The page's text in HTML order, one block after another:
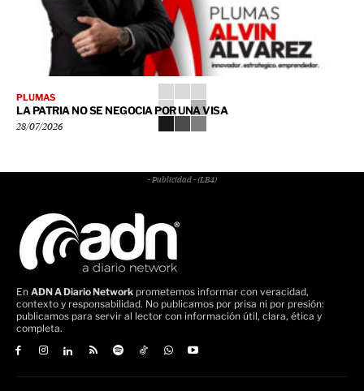
PLUMAS
LA PATRIA NO SE NEGOCIA POR UNA VISA
28/07/2026
- Publicidad - (LB4)
En ADN A Diario Network prometemos informar con veracidad,
contexto y responsabilidad. No publicamos por prisa ni por presión:
publicamos para servir al lector con información útil, clara, ética y
completa.